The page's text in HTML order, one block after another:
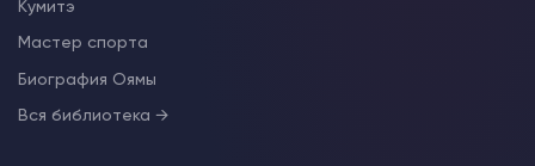
Кумитэ
Мастер спорта
Биография Оямы
Вся библиотека →